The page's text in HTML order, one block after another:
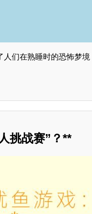
人们在熟睡时的恐怖梦
挑战赛”？**